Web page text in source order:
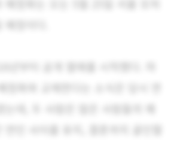
예정화는 오는 5월 25일 서울 모처
정이다.
년부터 공개 열애를 시작했다. 마
정화와 교제한다는 소식은 당시 연
는데, 두 사람은 많은 사람들의 예
연인 사이를 유지, 결혼까지 골인할